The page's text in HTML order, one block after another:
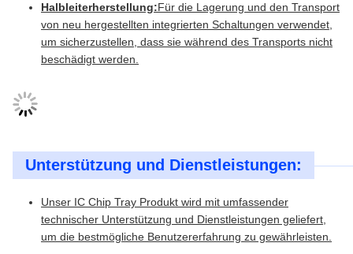
Halbleiterherstellung:Für die Lagerung und den Transport
von neu hergestellten integrierten Schaltungen verwendet,
um sicherzustellen, dass sie während des Transports nicht
beschädigt werden.
Unterstützung und Dienstleistungen:
Unser IC Chip Tray Produkt wird mit umfassender
technischer Unterstützung und Dienstleistungen geliefert,
um die bestmögliche Benutzererfahrung zu gewährleisten.